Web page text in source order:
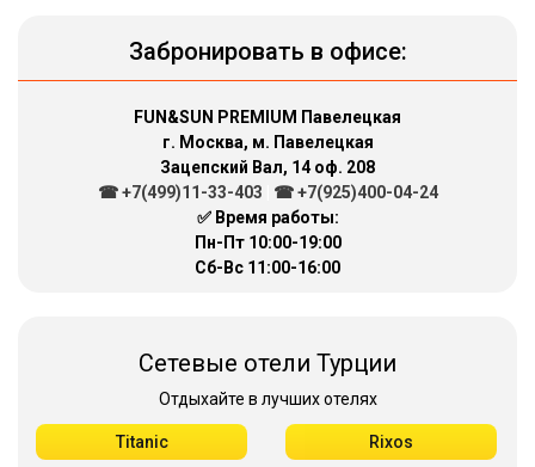
Забронировать в офисе:
FUN&SUN PREMIUM Павелецкая
г. Москва, м. Павелецкая
Зацепский Вал, 14 оф. 208
☎ +7(499)11-33-403
☎ +7(925)400-04-24
✅ Время работы:
Пн-Пт 10:00-19:00
Сб-Вс 11:00-16:00
Сетевые отели Турции
Отдыхайте в лучших отелях
Titanic Rixos